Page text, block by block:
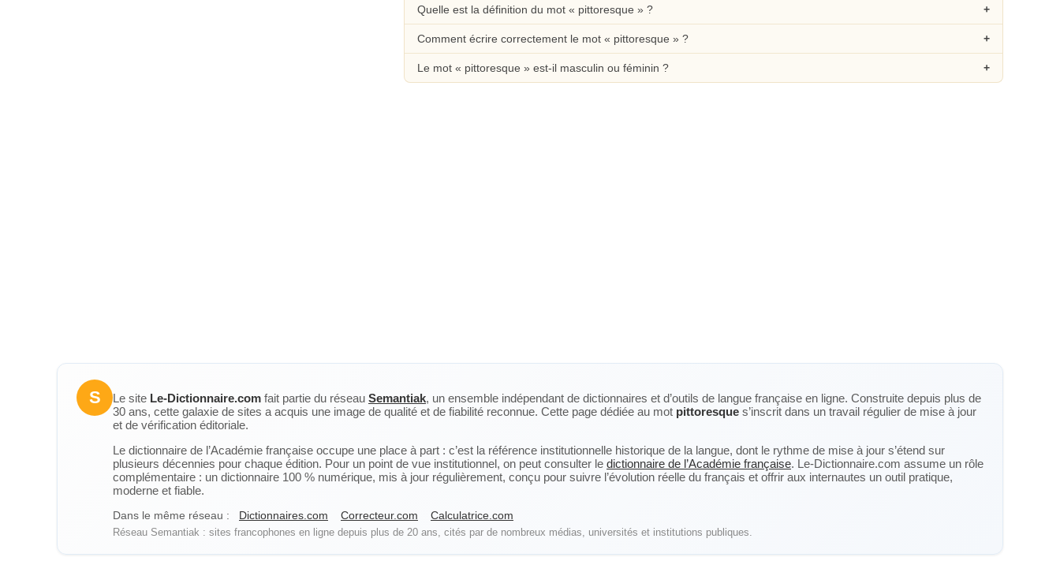
Quelle est la définition du mot « pittoresque » ?
Comment écrire correctement le mot « pittoresque » ?
Le mot « pittoresque » est-il masculin ou féminin ?
S Le site Le-Dictionnaire.com fait partie du réseau Semantiak, un ensemble indépendant de dictionnaires et d’outils de langue française en ligne. Construite depuis plus de
30 ans, cette galaxie de sites a acquis une image de qualité et de fiabilité reconnue. Cette page dédiée au mot pittoresque s’inscrit dans un travail régulier de mise à jour
et de vérification éditoriale.
Le dictionnaire de l’Académie française occupe une place à part : c’est la référence institutionnelle historique de la langue, dont le rythme de mise à jour s’étend sur
plusieurs décennies pour chaque édition. Pour un point de vue institutionnel, on peut consulter le dictionnaire de l’Académie française. Le-Dictionnaire.com assume un rôle
complémentaire : un dictionnaire 100 % numérique, mis à jour régulièrement, conçu pour suivre l’évolution réelle du français et offrir aux internautes un outil pratique,
moderne et fiable.
Dans le même réseau : Dictionnaires.com Correcteur.com Calculatrice.com
Réseau Semantiak : sites francophones en ligne depuis plus de 20 ans, cités par de nombreux médias, universités et institutions publiques.